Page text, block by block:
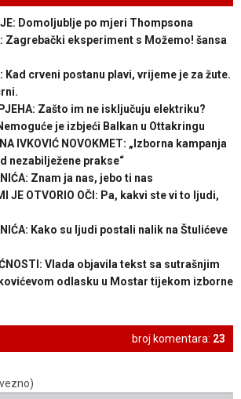
Domoljublje po mjeri Thompsona
Zagrebački eksperiment s Možemo! šansa
Kad crveni postanu plavi, vrijeme je za žute.
Zašto im ne isključuju elektriku?
je izbjeći Balkan u Ottakringu
IVKOVIĆ NOVOKMET: „Izborna kampanja
nezabilježene prakse“
Znam ja nas, jebo ti nas
JE OTVORIO OČI: Pa, kakvi ste vi to ljudi,
Kako su ljudi postali nalik na Štulićeve
Vlada objavila tekst sa sutrašnjim
odlasku u Mostar tijekom izborne
broj komentara: 23